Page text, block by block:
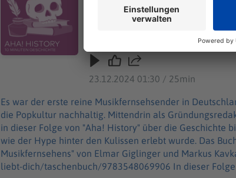
zur ersten Sendung, die Hochzeit
erlebt wurde. Das Buch "MTViva liebt dich! Die elektrisierende Geschichte des deutschen
Musikfernsehens" von Elmar
https://www.ullstein.de/werke/mtviva-liebt-
wie Musikfernsehen
"Aha! History – Zehn Minuten
donnerstags ab 6 Uhr. Wir freuen uns über Feedback an history@welt.de. Produktion: Serdar Deniz
Host/Redaktion: Wim Orth Impressum: https://www.welt.de/services/article7893735/Impressum.html
Datenschutz: https://www.welt.de/
23.12.2024 01:30 / 25min
Es war der erste reine Musikfernsehsender in
die Popkultur nachhaltig. Mittendrin als
in dieser Folge von "Aha! History" über die Geschichte
wie der Hype hinter den Kulissen erlebt wurde. Das Buch "MTViva liebt dich! Die elektrisierende Geschichte des deutschen
Musikfernsehens" von Elmar Giglinger und Markus
liebt-dich/taschenbuch/9783548069906 In dieser Folge hört ihr, wie Musikfernsehen Generationen von Jugendlichen prägte: